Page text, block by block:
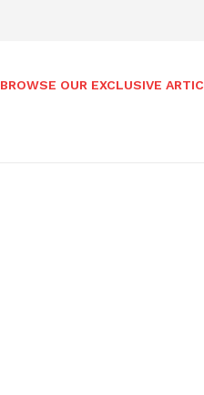
BROWSE OUR EXCLUSIVE